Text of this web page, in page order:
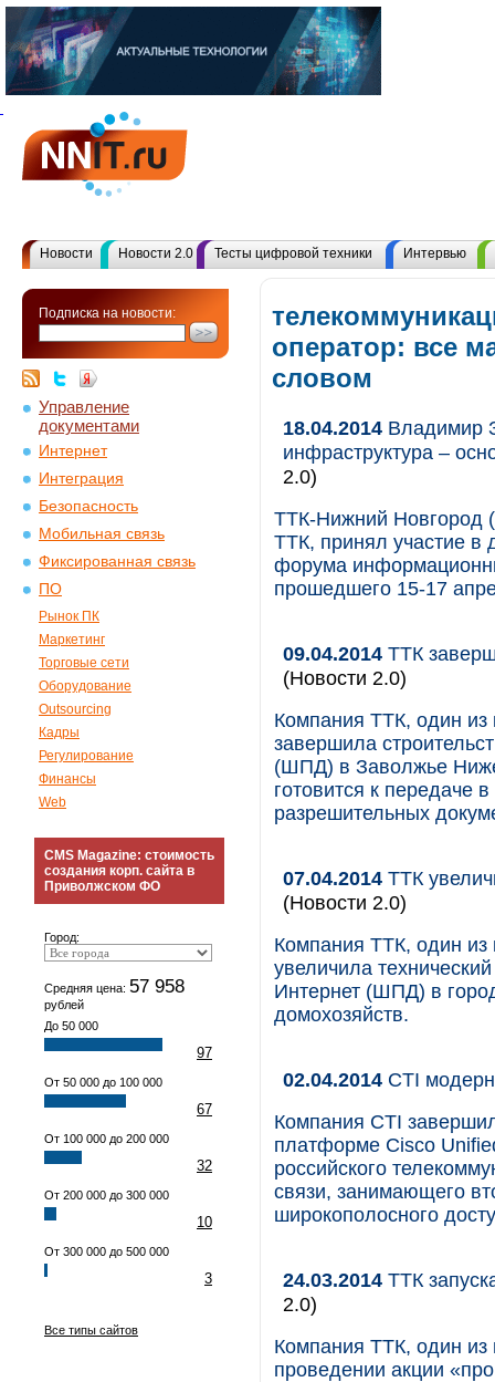
Новости Новости 2.0 Тесты цифровой техники Интервью
Подписка на новости:
Управление
документами
Интернет
Интеграция
Безопасность
Мобильная связь
Фиксированная связь
ПО
Рынок ПК
Маркетинг
Торговые сети
Оборудование
Outsourcing
Кадры
Регулирование
Финансы
Web
CMS Magazine: стоимость
создания корп. сайта в
Приволжском ФО
Город:
Средняя цена: 57 958
рублей
До 50 000
97
От 50 000 до 100 000
67
От 100 000 до 200 000
32
От 200 000 до 300 000
10
От 300 000 до 500 000
3
Все типы сайтов
оператор: все
словом
18.04.2014 Владимир
инфраструктура –
2.0)
ТТК-Нижний Новгород
ТТК, принял участие в
форума
прошедшего 15-17
09.04.2014 ТТК
(Новости 2.0)
Компания ТТК, один из
завершила
(ШПД) в Заволжье
готовится к передаче
разрешительных
07.04.2014 ТТК
(Новости 2.0)
Компания ТТК, один из
увеличила
Интернет (ШПД) в
домохозяйств.
02.04.2014 CTI
Компания CTI
платформе Cisco
российского
связи, занимающего
широкополосного
24.03.2014 ТТК
2.0)
Компания ТТК, один из
проведении акции